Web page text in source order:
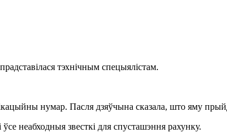
тэхнічным спецыялістам.
нумар. Пасля дзяўчына сказала, што яму
неабходныя звесткі для спусташэння рахунку.